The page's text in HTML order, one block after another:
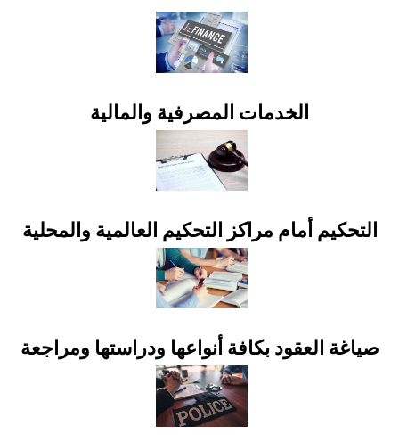
الخدمات المصرفية والمالية
التحكيم أمام مراكز التحكيم العالمية والمحلية
صياغة العقود بكافة أنواعها ودراستها ومراجعة